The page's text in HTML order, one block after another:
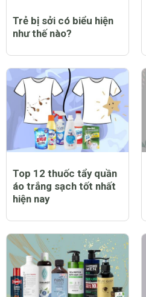
Trẻ bị sởi có biểu hiện
như thế nào?
Top 12 thuốc tẩy quần
áo trắng sạch tốt nhất
hiện nay